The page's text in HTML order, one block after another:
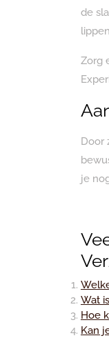
de
Zorg
Door
je
Wat
Hoe
Kan